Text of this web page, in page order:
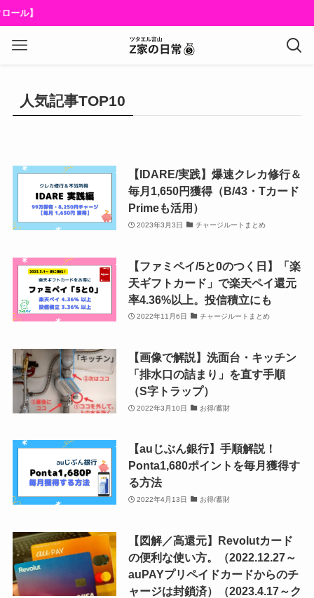
ール】
人気記事TOP10
【IDARE/実践】爆速クレカ修行＆
毎月1,650円獲得（B/43・Tカード
Primeも活用）
2023年3月3日 チャージルートまとめ
【ファミペイ/5と0のつく日】「楽
天ギフトカード」で楽天ペイ還元
率4.36%以上。投信積立にも
2022年11月6日 チャージルートまとめ
【画像で解説】洗面台・キッチン
「排水口の詰まり」を直す手順
（S字トラップ）
2022年3月10日 お得/蓄財
【auじぶん銀行】手順解説！
Ponta1,680ポイントを毎月獲得す
る方法
2022年4月13日 お得/蓄財
【図解／高還元】Revolutカード
の便利な使い方。（2022.12.27～
auPAYプリペイドカードからのチ
ャージは封鎖済）（2023.4.17～ク